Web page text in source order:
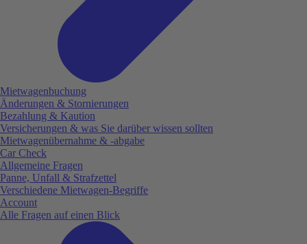
Mietwagenbuchung
Änderungen & Stornierungen
Bezahlung & Kaution
Versicherungen & was Sie darüber wissen sollten
Mietwagenübernahme & -abgabe
Car Check
Allgemeine Fragen
Panne, Unfall & Strafzettel
Verschiedene Mietwagen-Begriffe
Account
Alle Fragen auf einen Blick